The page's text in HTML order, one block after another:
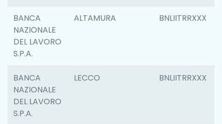
BANCA
NAZIONALE
DEL LAVORO
S.P.A.
ALTAMURA BNLIITRRXXX
BANCA
NAZIONALE
DEL LAVORO
S.P.A.
LECCO BNLIITRRXXX